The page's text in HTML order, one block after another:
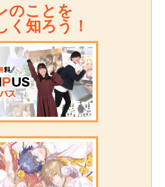
のことを
く知ろう！